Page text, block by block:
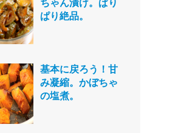
ちゃん漬け。ぱり
ぱり絶品。
基本に戻ろう！甘
み凝縮。かぼちゃ
の塩煮。